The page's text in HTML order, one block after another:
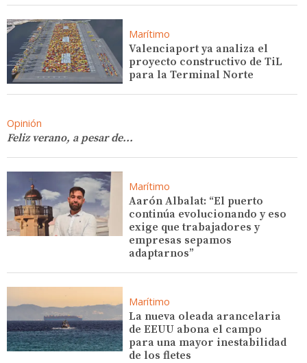
Marítimo
Valenciaport ya analiza el
proyecto constructivo de TiL
para la Terminal Norte
Opinión
Feliz verano, a pesar de...
Marítimo
Aarón Albalat: “El puerto
continúa evolucionando y eso
exige que trabajadores y
empresas sepamos
adaptarnos”
Marítimo
La nueva oleada arancelaria
de EEUU abona el campo
para una mayor inestabilidad
de los fletes